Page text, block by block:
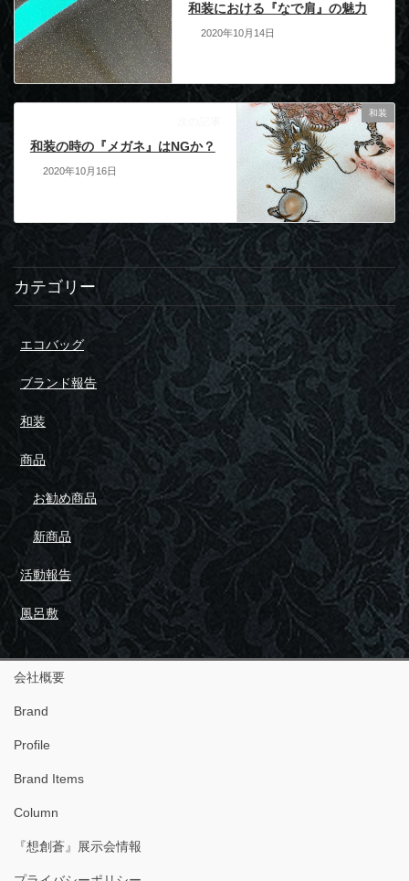
和装における『なで肩』の魅力
2020年10月14日
和装
和装の時の『メガネ』はNGか？
2020年10月16日
カテゴリー
エコバッグ
ブランド報告
和装
商品
お勧め商品
新商品
活動報告
風呂敷
会社概要
Brand
Profile
Brand Items
Column
『想創蒼』展示会情報